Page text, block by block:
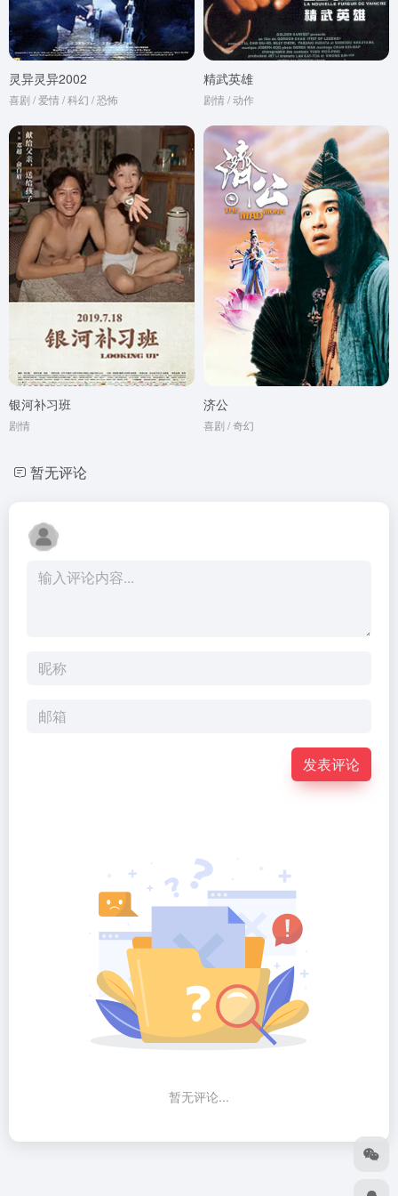
灵异灵异2002
喜剧 / 爱情 / 科幻 / 恐怖
精武英雄
剧情 / 动作
银河补习班
剧情
济公
喜剧 / 奇幻
暂无评论
发表评论
暂无评论...